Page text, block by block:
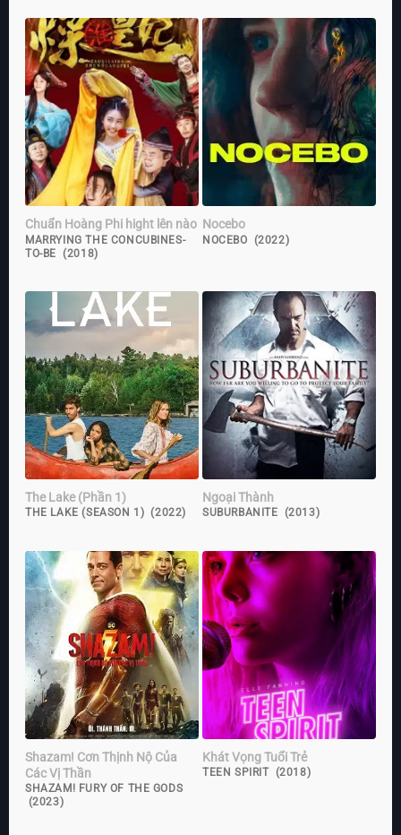
Chuẩn Hoàng Phi hight lên nào
MARRYING THE CONCUBINES-
TO-BE (2018)
Nocebo
NOCEBO (2022)
The Lake (Phần 1)
THE LAKE (SEASON 1) (2022)
Ngoại Thành
SUBURBANITE (2013)
Shazam! Cơn Thịnh Nộ Của
Các Vị Thần
SHAZAM! FURY OF THE GODS
(2023)
Khát Vọng Tuổi Trẻ
TEEN SPIRIT (2018)